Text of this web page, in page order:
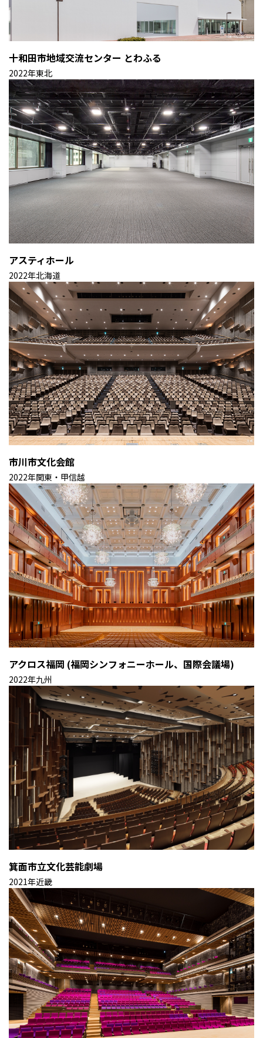
十和田市地域交流センター とわふる
2022年東北
アスティホール
2022年北海道
市川市文化会館
2022年関東・甲信越
アクロス福岡 (福岡シンフォニーホール、国際会議場)
2022年九州
箕面市立文化芸能劇場
2021年近畿